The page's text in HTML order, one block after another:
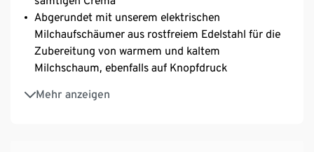
Abgerundet mit unserem elektrischen
Milchaufschäumer aus rostfreiem Edelstahl für die
Zubereitung von warmem und kaltem
Milchschaum, ebenfalls auf Knopfdruck
Mehr anzeigen
Perfektes Rundumpaket für die Zubereitung von
Cappuccino & Latte Macchiato